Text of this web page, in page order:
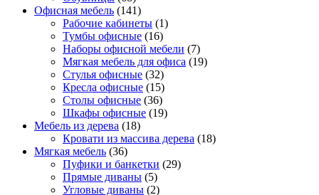
Офисная мебель (141)
Рабочие кабинеты (1)
Тумбы офисные (16)
Наборы офисной мебели (7)
Мягкая мебель для офиса (19)
Стулья офисные (32)
Кресла офисные (15)
Столы офисные (36)
Шкафы офисные (19)
Мебель из дерева (18)
Кровати из массива дерева (18)
Мягкая мебель (36)
Пуфики и банкетки (29)
Прямые диваны (5)
Угловые диваны (2)